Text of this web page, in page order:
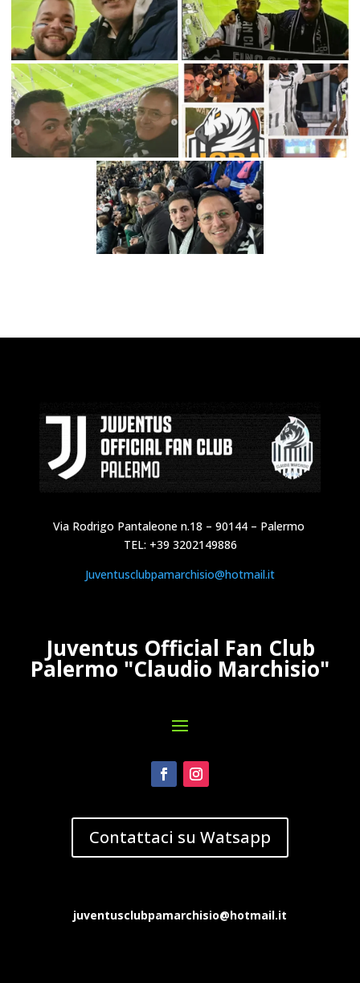
Via Rodrigo Pantaleone n.18 – 90144 – Palermo
TEL: +39 3202149886
Juventusclubpamarchisio@hotmail.it
Juventus Official Fan Club
Palermo "Claudio Marchisio"
Contattaci su Watsapp
juventusclubpamarchisio@hotmail.it